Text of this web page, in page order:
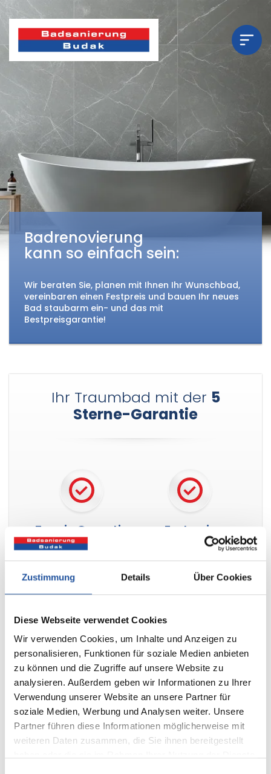
Zustimmung Details Über Cookies
Diese Webseite verwendet Cookies
Wir verwenden Cookies, um Inhalte und Anzeigen zu
personalisieren, Funktionen für soziale Medien anbieten
zu können und die Zugriffe auf unsere Website zu
analysieren. Außerdem geben wir Informationen zu Ihrer
Verwendung unserer Website an unsere Partner für
soziale Medien, Werbung und Analysen weiter. Unsere
Partner führen diese Informationen möglicherweise mit
weiteren Daten zusammen, die Sie ihnen bereitgestellt
Badrenovierung
kann so einfach sein:
Wir beraten Sie, planen mit Ihnen Ihr Wunschbad,
vereinbaren einen Festpreis und bauen Ihr neues
Bad staubarm ein- und das mit
Bestpreisgarantie!
Ihr Traumbad mit der 5
Sterne-Garantie
Termin Garantie
Ihr Bad ist in 10 Tagen
fertig
Festpreis
Garantie
Sie kennen von
Anfang an den Preis
Komplett
Leistung
Alle Leistungen aus
einer Hand
Sauberkeits
Garantie
Staubarmer Umbau
Ihres Bades
Datenschutz